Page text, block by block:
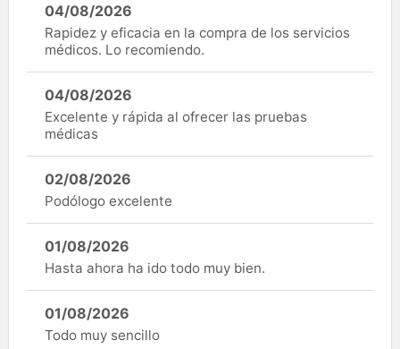
04/08/2026
Rapidez y eficacia en la compra de los servicios
médicos. Lo recomiendo.
04/08/2026
Excelente y rápida al ofrecer las pruebas
médicas
02/08/2026
Podólogo excelente
01/08/2026
Hasta ahora ha ido todo muy bien.
01/08/2026
Todo muy sencillo